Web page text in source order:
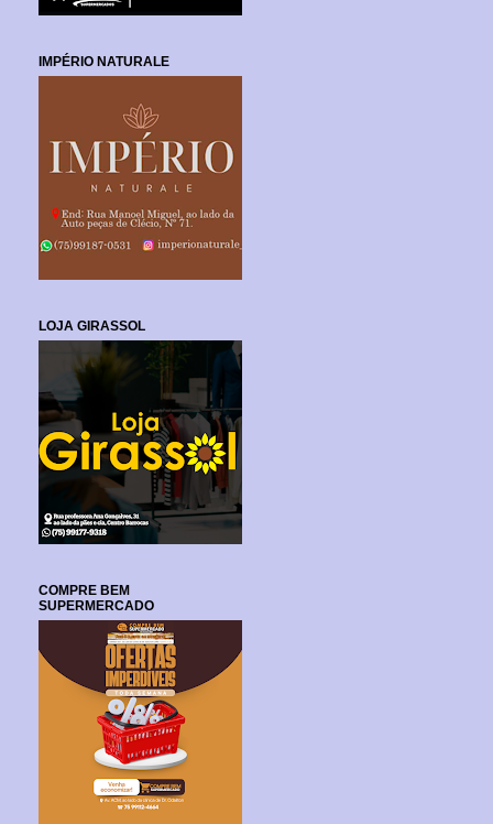
IMPÉRIO NATURALE
LOJA GIRASSOL
COMPRE BEM
SUPERMERCADO